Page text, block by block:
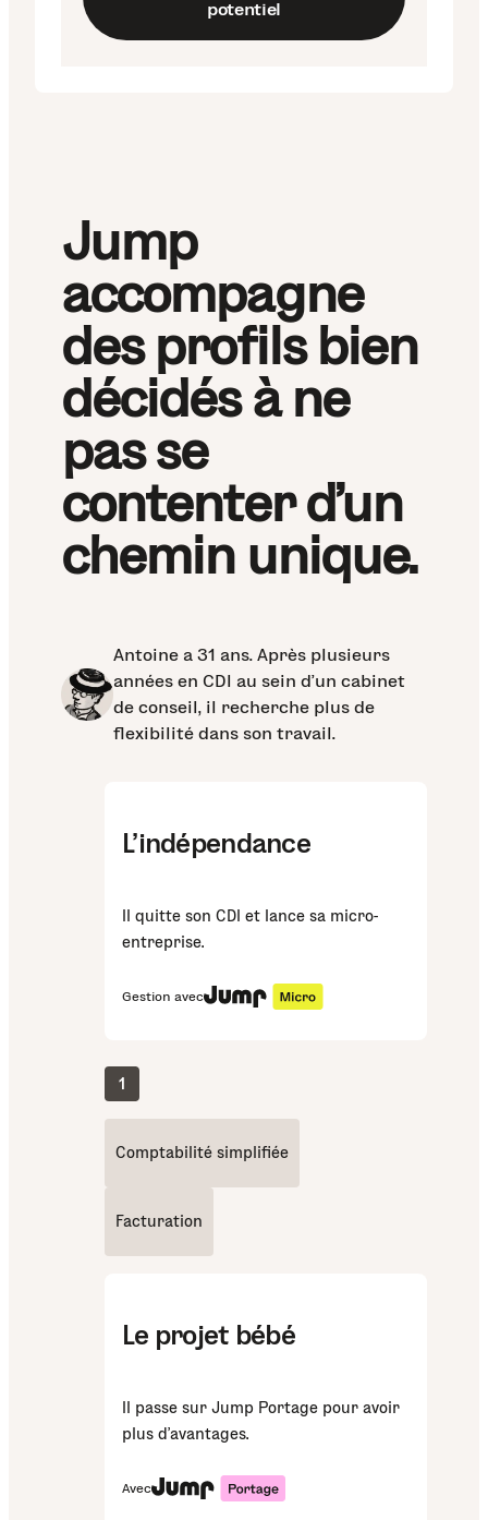
potentiel
Jump
accompagne
des profils bien
décidés à ne
pas se
contenter d’un
chemin unique.
Antoine a 31 ans. Après plusieurs
années en CDI au sein d’un cabinet
de conseil, il recherche plus de
flexibilité dans son travail.
L’indépendance
Il quitte son CDI et lance sa micro-
entreprise.
Gestion avec
1
Comptabilité simplifiée
Facturation
Le projet bébé
Il passe sur Jump Portage pour avoir
plus d’avantages.
Avec